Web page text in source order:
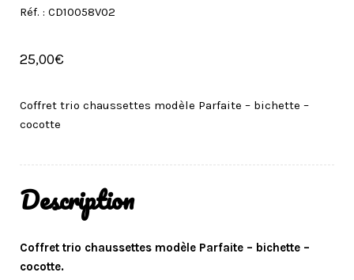
Réf. : CD10058V02
25,00€
Coffret trio chaussettes modèle Parfaite – bichette –
cocotte
Description
Coffret trio chaussettes modèle Parfaite – bichette –
cocotte.